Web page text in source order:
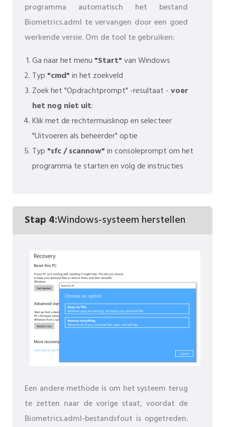
programma automatisch het bestand
Biometrics.adml te vervangen door een goed
werkende versie. Om de tool te gebruiken:
Ga naar het menu "Start"van Windows
Typ "cmd"in het zoekveld
Zoek het "Opdrachtprompt" -resultaat -voer
het nog niet uit:
Klik met de rechtermuisknop en selecteer
"Uitvoeren als beheerder" optie
Typ "sfc / scannow"in consoleprompt om het
programma te starten en volg de instructies
Stap 4:Windows-systeem herstellen
Een andere methode is om het systeem terug
te zetten naar de vorige staat, voordat de
Biometrics.adml-bestandsfout is opgetreden.